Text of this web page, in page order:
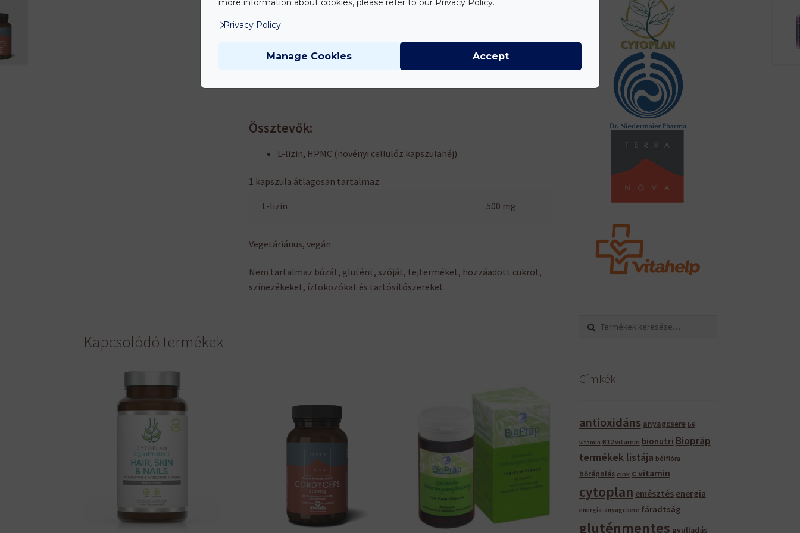
Ellenjavallat:
szedése esetén kérje szakember tanácsát.
Össztevők:
L-lizin, HPMC (növényi cellulóz kapszulahéj)
1 kapszula átlagosan tartalmaz:
L-lizin 500 mg
Vegetáriánus, vegán
Nem tartalmaz búzát, glutént, szóját, tejterméket, hozzáadott cukrot,
színezékeket, ízfokozókat és tartósítószereket
Kapcsolódó termékek
Keresés
Keresés
Címkék
antioxidáns anyagcsere b6
vitamin B12 vitamin bionutri Biopräp
termékek listája bélflóra
bőrápolás cink c vitamin
cytoplan emésztés energia
energia-anyagcsere fáradtság
gluténmentes gyulladás
more information about cookies, please refer to our Privacy Policy.
Privacy Policy
Manage Cookies Accept